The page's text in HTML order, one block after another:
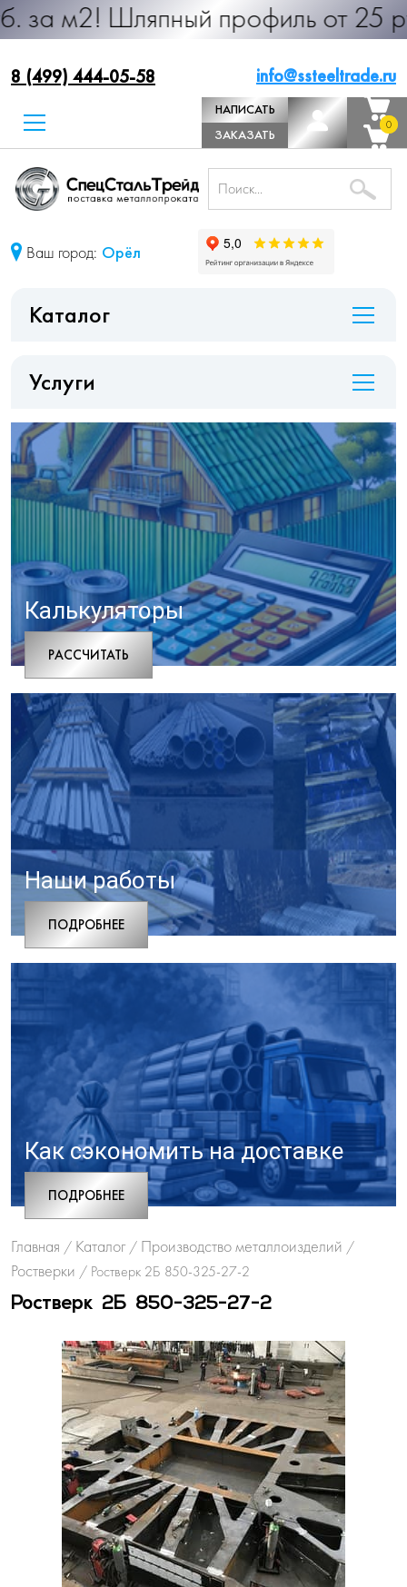
профиль от 25 руб. за
8 (499) 444-05-58 info@ssteeltrade.ru
НАПИСАТЬ
ДИРЕКТОРУ
ЗАКАЗАТЬ
ЗВОНОК
0
0
Ваш город: Орёл
Каталог
Услуги
Калькуляторы
РАCСЧИТАТЬ
Наши работы
ПОДРОБНЕЕ
Как сэкономить на доставке
ПОДРОБНЕЕ
Главная / Каталог / Производство металлоизделий /
Ростверки / Ростверк 2Б 850-325-27-2
Ростверк 2Б 850-325-27-2